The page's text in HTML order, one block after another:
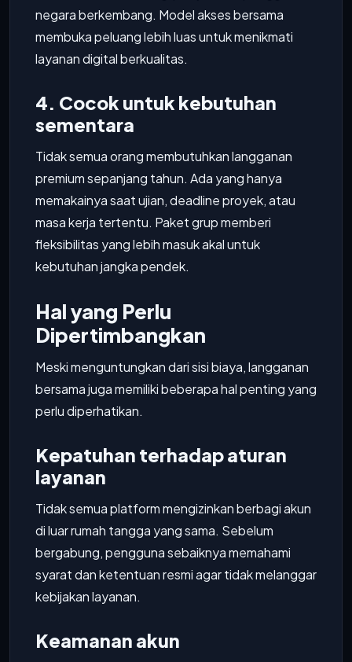
negara berkembang. Model akses bersama
membuka peluang lebih luas untuk menikmati
layanan digital berkualitas.
4. Cocok untuk kebutuhan
sementara
Tidak semua orang membutuhkan langganan
premium sepanjang tahun. Ada yang hanya
memakainya saat ujian, deadline proyek, atau
masa kerja tertentu. Paket grup memberi
fleksibilitas yang lebih masuk akal untuk
kebutuhan jangka pendek.
Hal yang Perlu
Dipertimbangkan
Meski menguntungkan dari sisi biaya, langganan
bersama juga memiliki beberapa hal penting yang
perlu diperhatikan.
Kepatuhan terhadap aturan
layanan
Tidak semua platform mengizinkan berbagi akun
di luar rumah tangga yang sama. Sebelum
bergabung, pengguna sebaiknya memahami
syarat dan ketentuan resmi agar tidak melanggar
kebijakan layanan.
Keamanan akun